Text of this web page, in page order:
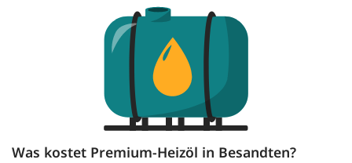
Was kostet Premium-Heizöl in Besandten?